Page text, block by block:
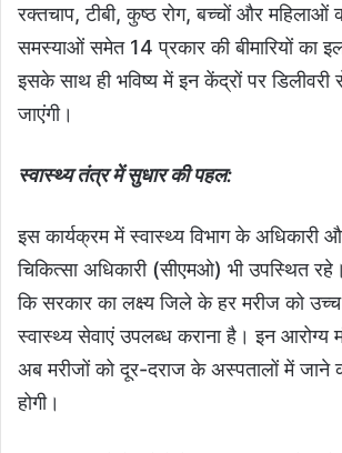
रक्तचाप, टीबी, कुष्ठ रोग, बच्चों और महिलाओं
समस्याओं समेत 14 प्रकार की बीमारियों का
इसके साथ ही भविष्य में इन केंद्रों पर डिलीवरी
जाएंगी।
स्वास्थ्य तंत्र में सुधार की पहल:
इस कार्यक्रम में स्वास्थ्य विभाग के
चिकित्सा अधिकारी (सीएमओ) भी उपस्थित
कि सरकार का लक्ष्य जिले के हर मरीज को उच्च
स्वास्थ्य सेवाएं उपलब्ध कराना है। इन आरोग्य
अब मरीजों को दूर-दराज के अस्पतालों में जाने
होगी।